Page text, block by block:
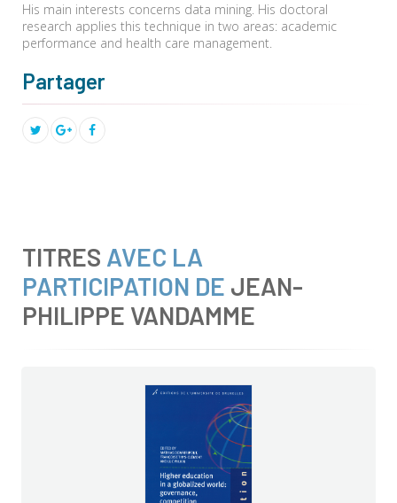
His main interests concerns data mining. His doctoral
research applies this technique in two areas: academic
performance and health care management.
Partager
TITRES AVEC LA
PARTICIPATION DE JEAN-
PHILIPPE VANDAMME